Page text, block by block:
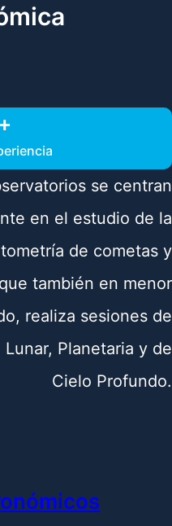
se centran
en el estudio de la
de cometas y
también en menor
realiza sesiones de
Planetaria y de
Cielo Profundo.